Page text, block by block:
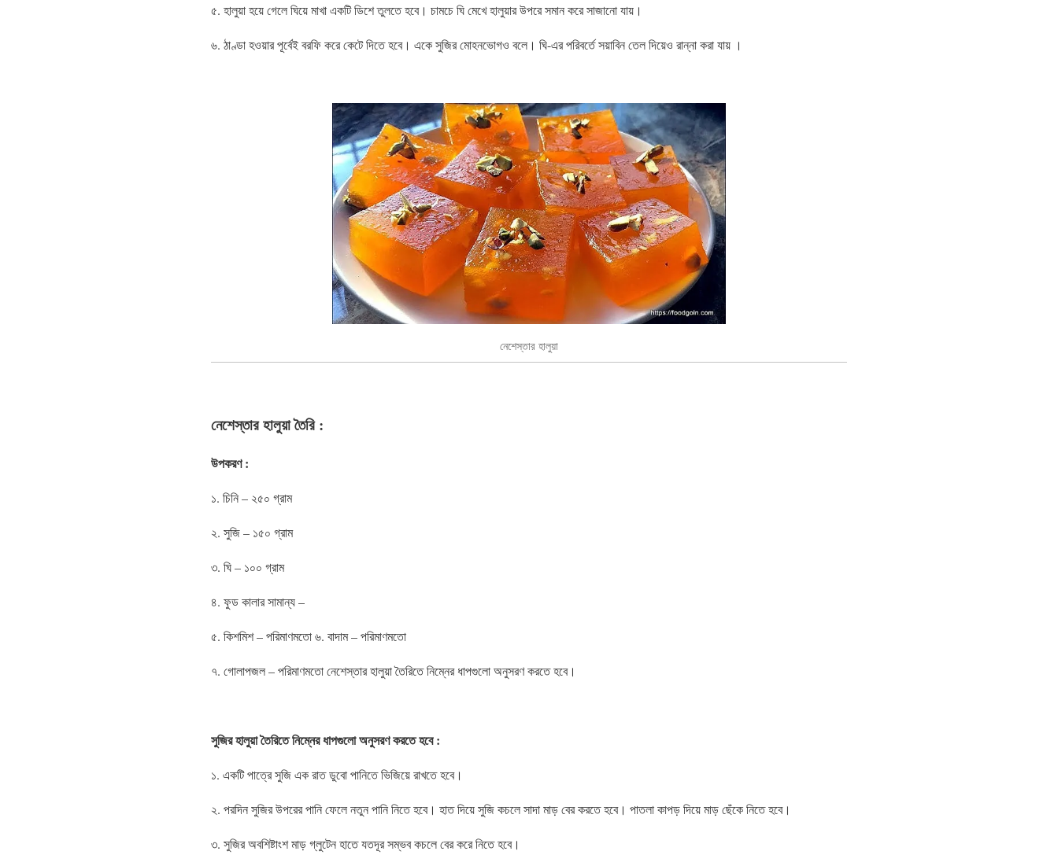
৫. হালুয়া হয়ে গেলে ঘিয়ে মাখা একটি ডিশে তুলতে হবে। চামচে ঘি মেখে হালুয়ার উপরে সমান করে সাজানো যায়।
৬. ঠাণ্ডা হওয়ার পূর্বেই বরফি করে কেটে দিতে হবে। একে সুজির মোহনভোগও বলে। ঘি-এর পরিবর্তে সয়াবিন তেল দিয়েও রান্না করা যায় ।
নেশেস্তার হালুয়া
নেশেস্তার হালুয়া তৈরি :
উপকরণ :
১. চিনি – ২৫০ গ্রাম
২. সুজি – ১৫০ গ্রাম
৩. ঘি – ১০০ গ্রাম
৪. ফুড কালার সামান্য –
৫. কিশমিশ – পরিমাণমতো ৬. বাদাম – পরিমাণমতো
৭. গোলাপজল – পরিমাণমতো নেশেস্তার হালুয়া তৈরিতে নিম্নের ধাপগুলো অনুসরণ করতে হবে।
সুজির হালুয়া তৈরিতে নিম্নের ধাপগুলো অনুসরণ করতে হবে :
১. একটি পাত্রে সুজি এক রাত ডুবো পানিতে ভিজিয়ে রাখতে হবে।
২. পরদিন সুজির উপরের পানি ফেলে নতুন পানি নিতে হবে। হাত দিয়ে সুজি কচলে সাদা মাড় বের করতে হবে। পাতলা কাপড় দিয়ে মাড় ছেঁকে নিতে হবে।
৩. সুজির অবশিষ্টাংশ মাড় গ্লুটেন হাতে যতদূর সম্ভব কচলে বের করে নিতে হবে।